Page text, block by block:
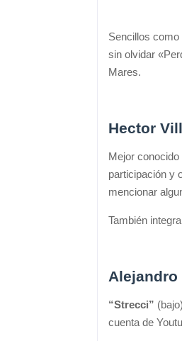
Sencillos como
sin olvidar
Mares.
Hector
Mejor conocido
participación y
mencionar
También
Alejandro
“Strecci”
cuenta de